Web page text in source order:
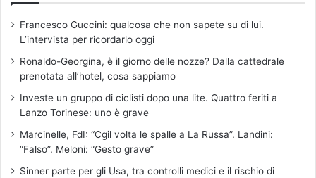
Francesco Guccini: qualcosa che non sapete su di lui.
L’intervista per ricordarlo oggi
Ronaldo-Georgina, è il giorno delle nozze? Dalla cattedrale
prenotata all’hotel, cosa sappiamo
Investe un gruppo di ciclisti dopo una lite. Quattro feriti a
Lanzo Torinese: uno è grave
Marcinelle, FdI: “Cgil volta le spalle a La Russa”. Landini:
“Falso”. Meloni: “Gesto grave”
Sinner parte per gli Usa, tra controlli medici e il rischio di